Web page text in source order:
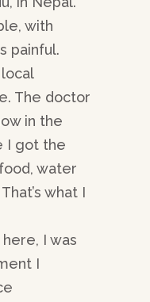
with
painful.
The doctor
in the
I got the
water
what I
I was
I